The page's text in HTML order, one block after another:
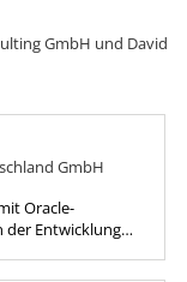
GmbH und David
GmbH
Oracle-
der Entwicklung